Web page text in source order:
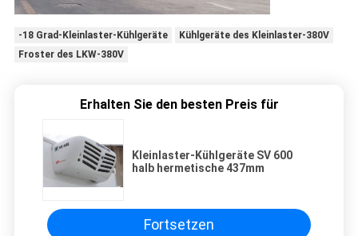
-18 Grad-Kleinlaster-Kühlgeräte
Kühlgeräte des Kleinlaster-380V
Froster des LKW-380V
Erhalten Sie den besten Preis für
Kleinlaster-Kühlgeräte SV 600
halb hermetische 437mm
Fortsetzen